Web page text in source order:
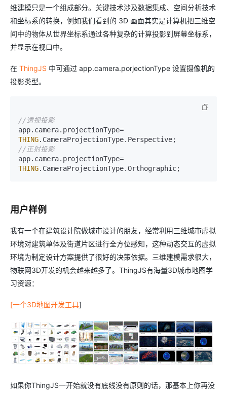
维建模只是一个组成部分。关键技术涉及数据集成、空间分析技术
和坐标系的转换，例如我们看到的 3D 画面其实是计算机把三维空
间中的物体从世界坐标系通过各种复杂的计算投影到屏幕坐标系，
并显示在视口中。
在 ThingJS 中可通过 app.camera.porjectionType 设置摄像机的
投影类型。
//透视投影
app. camera. projectionType
THING. CameraProjectionType. Perspective
//正射投影
app. camera. projectionType
THING. CameraProjectionType.Orthographic;
用户样例
我有一个在建筑设计院做城市设计的朋友，经常利用三维城市虚拟
环境对建筑单体及街道片区进行全方位感知，这种动态交互的虚拟
环境为制定设计方案提供了很好的决策依据。三维建模需求很大，
物联网3D开发的机会越来越多了。ThingJS有海量3D城市地图学
习资源：
[一个3D地图开发工具]
如果你ThingJS一开始就没有底线没有原则的话，那基本上你再没